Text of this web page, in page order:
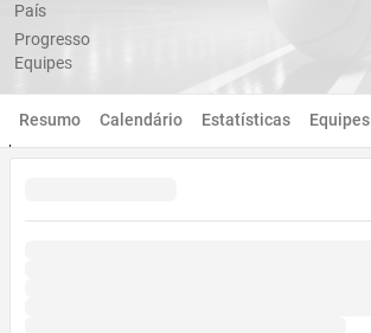
País
Progresso
Equipes
Resumo Calendário Estatísticas Equipes